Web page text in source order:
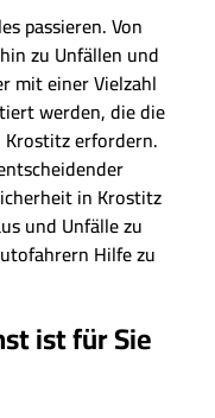
passieren. Von
zu Unfällen und
mit einer Vielzahl
werden, die die
Krostitz erfordern.
in Krostitz
und Unfälle zu
Hilfe zu
ist für Sie